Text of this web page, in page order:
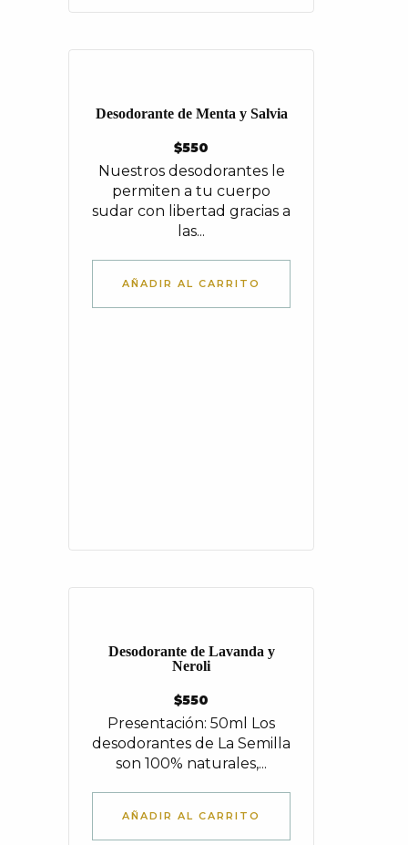
Desodorante de Menta y Salvia
$550
Nuestros desodorantes le
permiten a tu cuerpo
sudar con libertad gracias a
las...
AÑADIR AL CARRITO
Desodorante de Lavanda y
Neroli
$550
Presentación: 50ml Los
desodorantes de La Semilla
son 100% naturales,...
AÑADIR AL CARRITO